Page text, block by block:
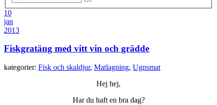
10
jan
2013
Fiskgratäng med vitt vin och grädde
kategorier: Fisk och skaldjur, Matlagning, Ugnsmat
Hej hej,
Har du haft en bra dag?